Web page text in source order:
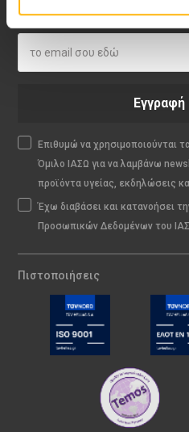
ΙΑΣΩ NEWSLETTER
Εγγραφή
Επιθυμώ να χρησιμοποιούνται
Όμιλο ΙΑΣΩ για να λαμβάνω
προϊόντα υγείας, εκδηλώσεις
Έχω διαβάσει και κατανοήσει
Προσωπικών Δεδομένων του
Πιστοποιήσεις